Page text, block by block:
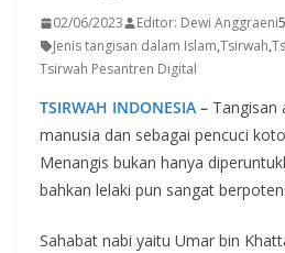
02/06/2023 Editor: Dewi Anggraeni
Jenis tangisan dalam Islam,Tsirwah,
Tsirwah Pesantren Digital
TSIRWAH INDONESIA – Tangisan
manusia dan sebagai pencuci
Menangis bukan hanya
bahkan lelaki pun sangat
Sahabat nabi yaitu Umar bin